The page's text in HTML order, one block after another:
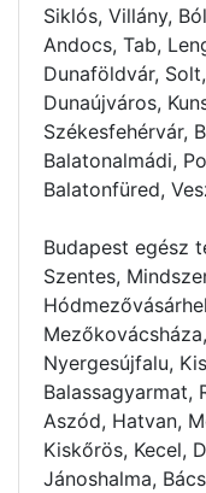
Siklós, Villány,
Andocs, Tab,
Dunaföldvár,
Dunaújváros,
Székesfehérvár,
Balatonalmádi,
Balatonfüred,
Budapest egész
Szentes,
Nyergesújfalu,
Balassagyarmat,
Aszód, Hatvan,
Kiskőrös, Kecel,
Jánoshalma,